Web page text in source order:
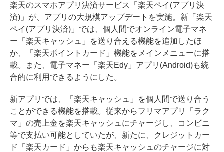
楽天のスマホアプリ決済サービス「楽天ペイ(アプリ決
済)」が、アプリの大規模アップデートを実施。新「楽天
ペイ(アプリ決済)」では、個人間でオンライン電子マネ
ー「楽天キャッシュ」を送り合える機能を追加したほ
か、「楽天ポイントカード」機能をメインメニューに搭
載。また、電子マネー「楽天Edy」アプリ(Android)も統
合的に利用できるようにした。
新アプリでは、「楽天キャッシュ」を個人間で送り合う
ことができる機能を搭載。従来からフリマアプリ「ラク
マ」の売上金を楽天キャッシュにチャージし、コンビニ
等で支払い可能としていたが、新たに、クレジットカー
ド「楽天カード」からも楽天キャッシュのチャージに対